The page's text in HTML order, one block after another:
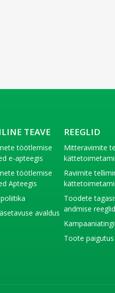
TEAVE
töötlemise
e-apteegis
töötlemise
Apteegis
avaldus
REEGLID
Mitteravimite
Ravimite
Toodete
andmise reeglid
Toote paigutus